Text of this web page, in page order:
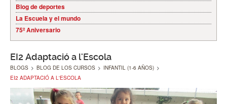
Blog de deportes
La Escuela y el mundo
75º Aniversario
EI2 Adaptació a l'Escola
BLOGS > BLOG DE LOS CURSOS > INFANTIL (1-6 AÑOS) >
EI2 ADAPTACIÓ A L'ESCOLA